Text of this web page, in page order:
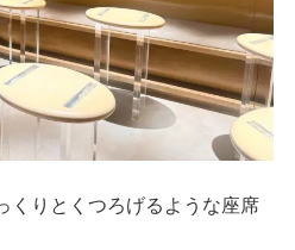
くりとくつろげるような座席